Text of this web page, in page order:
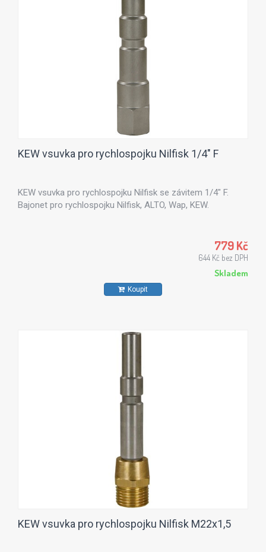
KEW vsuvka pro rychlospojku Nilfisk 1/4" F
KEW vsuvka pro rychlospojku Nilfisk se závitem 1/4" F.
Bajonet pro rychlospojku Nilfisk, ALTO, Wap, KEW.
779 Kč
644 Kč bez DPH
Skladem
Koupit
KEW vsuvka pro rychlospojku Nilfisk M22x1,5